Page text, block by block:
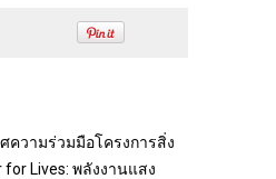
ความร่วมมือโครงการสิ่ง
for Lives: พลังงานแสง